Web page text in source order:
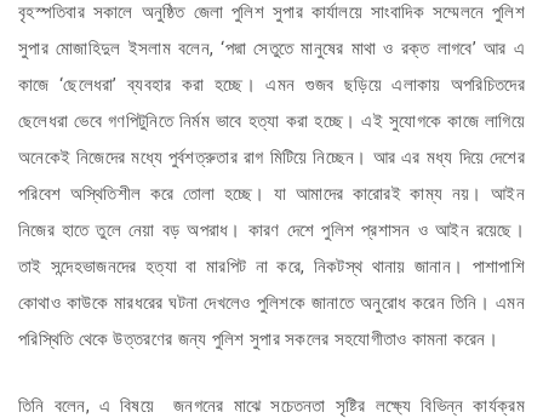
বৃহস্পতিবার সকালে অনুষ্ঠিত জেলা পুলিশ সুপার কার্যালয়ে সাংবাদিক সম্মেলনে পুলিশ
সুপার মোজাহিদুল ইসলাম বলেন, ‘পদ্মা সেতুতে মানুষের মাথা ও রক্ত লাগবে’ আর এ
কাজে ‘ছেলেধরা’ ব্যবহার করা হচ্ছে। এমন গুজব ছড়িয়ে এলাকায় অপরিচিতদের
ছেলেধরা ভেবে গণপিটুনিতে নির্মম ভাবে হত্যা করা হচ্ছে। এই সুযোগকে কাজে লাগিয়ে
অনেকেই নিজেদের মধ্যে পুর্বশত্রুতার রাগ মিটিয়ে নিচ্ছেন। আর এর মধ্য দিয়ে দেশের
পরিবেশ অস্থিতিশীল করে তোলা হচ্ছে। যা আমাদের কারোরই কাম্য নয়। আইন
নিজের হাতে তুলে নেয়া বড় অপরাধ। কারণ দেশে পুলিশ প্রশাসন ও আইন রয়েছে।
তাই সন্দেহভাজনদের হত্যা বা মারপিট না করে, নিকটস্থ থানায় জানান। পাশাপাশি
কোথাও কাউকে মারধরের ঘটনা দেখলেও পুলিশকে জানাতে অনুরোধ করেন তিনি। এমন
পরিস্থিতি থেকে উত্তরণের জন্য পুলিশ সুপার সকলের সহযোগীতাও কামনা করেন।
তিনি বলেন, এ বিষয়ে জনগনের মাঝে সচেতনতা সৃষ্টির লক্ষ্যে বিভিন্ন কার্যক্রম